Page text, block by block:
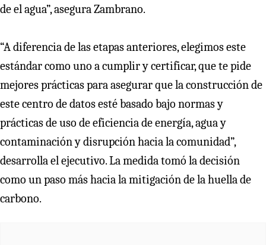
de el agua”, asegura Zambrano.
“A diferencia de las etapas anteriores, elegimos este
estándar como uno a cumplir y certificar, que te pide
mejores prácticas para asegurar que la construcción de
este centro de datos esté basado bajo normas y
prácticas de uso de eficiencia de energía, agua y
contaminación y disrupción hacia la comunidad”,
desarrolla el ejecutivo. La medida tomó la decisión
como un paso más hacia la mitigación de la huella de
carbono.